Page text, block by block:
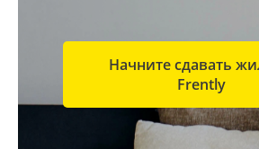
Начните сдавать
Frently